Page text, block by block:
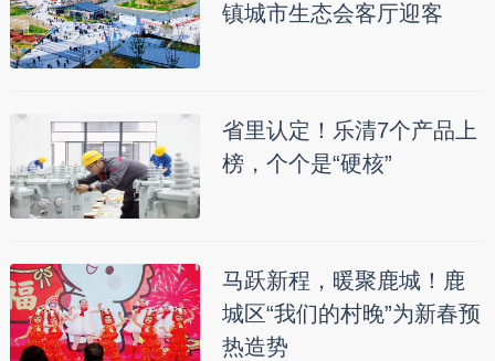
镇城市生态会客厅迎客
省里认定！乐清7个产品上
榜，个个是“硬核”
马跃新程，暖聚鹿城！鹿
城区“我们的村晚”为新春预
热造势